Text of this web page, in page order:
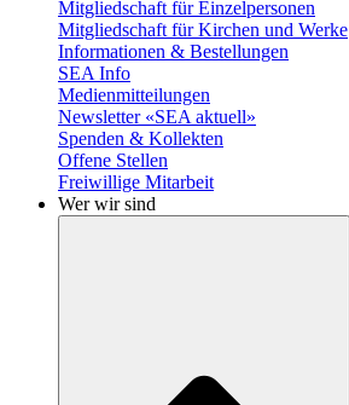
Mitgliedschaft für Einzelpersonen
Mitgliedschaft für Kirchen und Werke
Informationen & Bestellungen
SEA Info
Medienmitteilungen
Newsletter «SEA aktuell»
Spenden & Kollekten
Offene Stellen
Freiwillige Mitarbeit
Wer wir sind